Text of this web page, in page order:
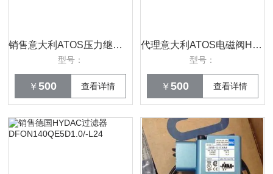
销售意大利ATOS压力继电器MAP-320正品
型号：
￥500 查看详情
代理意大利ATOS电磁阀HMP-011/35022优势
型号：
￥500 查看详情